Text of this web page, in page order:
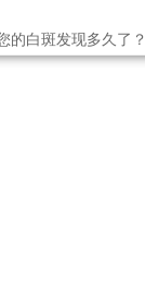
的白斑发现多久了？